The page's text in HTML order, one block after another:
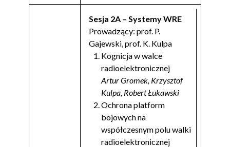
Sesja 2A – Systemy WRE
Prowadzący: prof. P.
Gajewski, prof. K. Kulpa
Kognicja w walce
radioelektronicznej
Artur Gromek, Krzysztof
Kulpa, Robert Łukawski
Ochrona platform
bojowych na
współczesnym polu walki
radioelektronicznej